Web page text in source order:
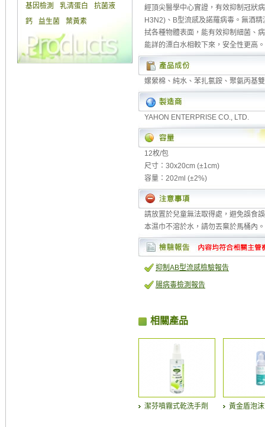
基因檢測
乳清蛋白
抗菌液
鈣
益生菌 葉黃素
經頂尖醫學中心實證，有效抑制冠狀
H3N2)、B型流感及諾羅病毒。無酒
拭各種物體表面，能有效抑制細菌、
能詳的漂白水相較下來，安全性更高。
嫘縈棉、純水、苯扎氯銨、聚氨丙基
YAHON ENTERPRISE CO., LTD.
12枚/包
尺寸：30x20cm (±1cm)
容量：202ml (±2%)
請放置於兒童無法取得處，避免誤食
本濕巾不溶於水，請勿丟棄於馬桶內。
抑制AB型流感檢驗報告
腸病毒檢測報告
相關產品
潔芬噴霧式乾洗手劑 黃金盾泡